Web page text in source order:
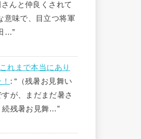
んと仲良くされて
意味で、目立つ将軍
…”
これまで本当にあり
: “ （残暑お見舞い
が、まだまだ暑さ
続残暑お見舞…”